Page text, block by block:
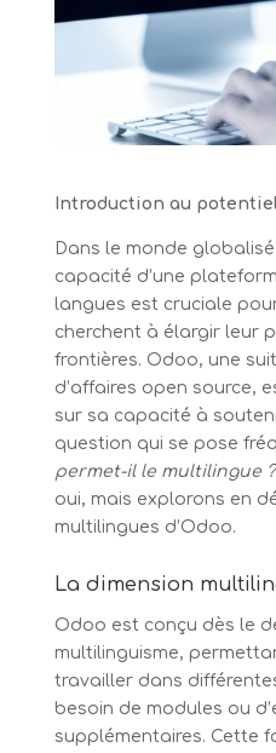
Introduction au
Dans le monde globalisé
capacité d’une
langues est cruciale
cherchent à élargir leur
frontières. Odoo, une
d’affaires open source,
sur sa capacité à
question qui se pose
permet-il le multilingue ?
oui, mais explorons en
multilingues d’Odoo.
La dimension
Odoo est conçu dès le
multilinguisme,
travailler dans
besoin de modules ou
supplémentaires. Cette